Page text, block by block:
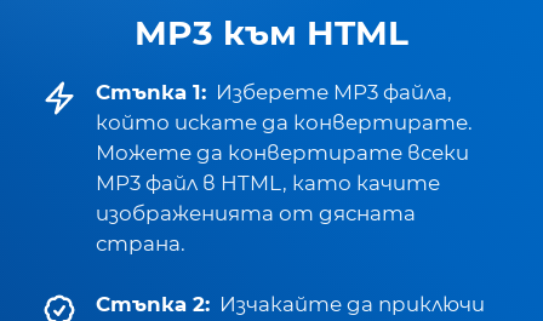
MP3 към HTML
Стъпка 1: Изберете MP3 файла,
който искате да конвертирате.
Можете да конвертирате всеки
MP3 файл в HTML, като качите
изображенията от дясната
страна.
Стъпка 2: Изчакайте да приключи